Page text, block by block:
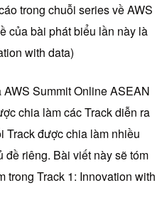
trong chuỗi series về AWS
của bài phát biểu lần này là
with data)
Summit Online ASEAN
chia làm các Track diễn ra
Track được chia làm nhiều
riêng. Bài viết này sẽ tóm
trong Track 1: Innovation with